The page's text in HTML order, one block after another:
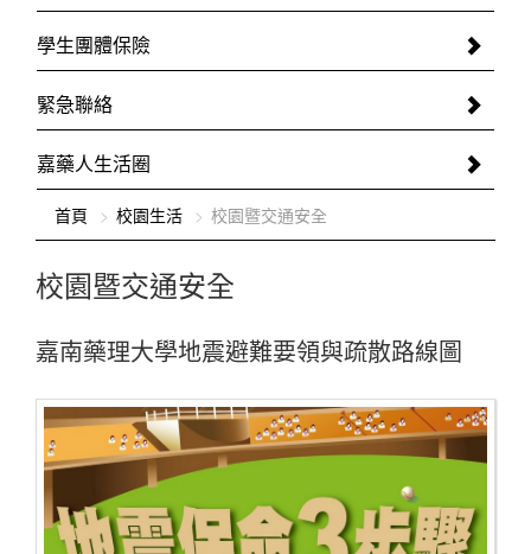
學生團體保險
緊急聯絡
嘉藥人生活圈
首頁 校園生活 校園暨交通安全
校園暨交通安全
嘉南藥理大學地震避難要領與疏散路線圖